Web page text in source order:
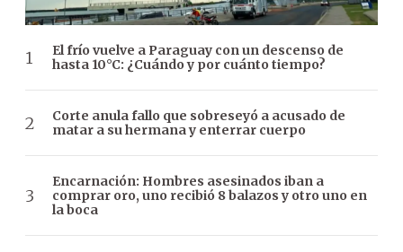
El frío vuelve a Paraguay con un descenso de
hasta 10°C: ¿Cuándo y por cuánto tiempo?
Corte anula fallo que sobreseyó a acusado de
matar a su hermana y enterrar cuerpo
Encarnación: Hombres asesinados iban a
comprar oro, uno recibió 8 balazos y otro uno en
la boca